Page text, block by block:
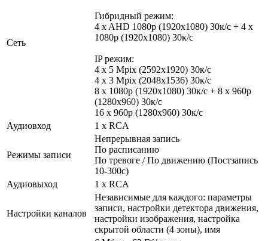
Сеть
Гибридный режим:
4 x AHD 1080р (1920x1080) 30к/с + 4 х
1080p (1920x1080) 30к/c
IP режим:
4 х 5 Mpix (2592х1920) 30к/с
4 х 3 Mpix (2048x1536) 30к/с
8 х 1080p (1920x1080) 30к/c + 8 х 960p
(1280x960) 30к/c
16 х 960p (1280x960) 30к/c
Аудиовход
1 x RCA
Режимы записи
Непрерывная запись
По расписанию
По тревоге / По движению (Постзапись
10-300с)
Аудиовыход
1 x RCA
Настройки каналов
Независимые для каждого: параметры
записи, настройки детектора движения,
настройки изображения, настройка
скрытой области (4 зоны), имя